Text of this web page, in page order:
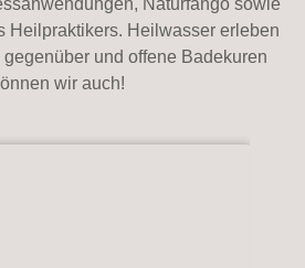
Naturfango sowie
Heilpraktikers. Heilwasser erleben
und offene Badekuren
wir auch!